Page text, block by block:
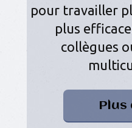
pour travailler
plus
collègues
Plus